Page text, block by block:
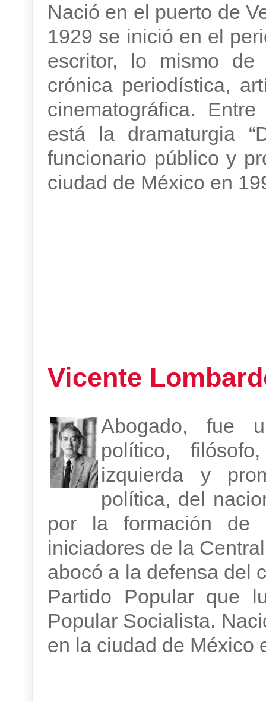
Nació en el puerto de
1929 se inició en el
escritor, lo mismo de
crónica periodística,
cinematográfica.
está la dramaturgia
funcionario público y
ciudad de México en
Vicente
Abogado, fue
político,
izquierda y
política, del
por la formación de
iniciadores de la
abocó a la defensa del
Partido Popular que
Popular Socialista.
en la ciudad de México